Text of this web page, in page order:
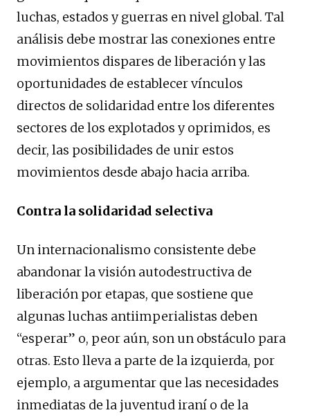
luchas, estados y guerras en nivel global. Tal
análisis debe mostrar las conexiones entre
movimientos dispares de liberación y las
oportunidades de establecer vínculos
directos de solidaridad entre los diferentes
sectores de los explotados y oprimidos, es
decir, las posibilidades de unir estos
movimientos desde abajo hacia arriba.
Contra la solidaridad selectiva
Un internacionalismo consistente debe
abandonar la visión autodestructiva de
liberación por etapas, que sostiene que
algunas luchas antiimperialistas deben
“esperar” o, peor aún, son un obstáculo para
otras. Esto lleva a parte de la izquierda, por
ejemplo, a argumentar que las necesidades
inmediatas de la juventud iraní o de la